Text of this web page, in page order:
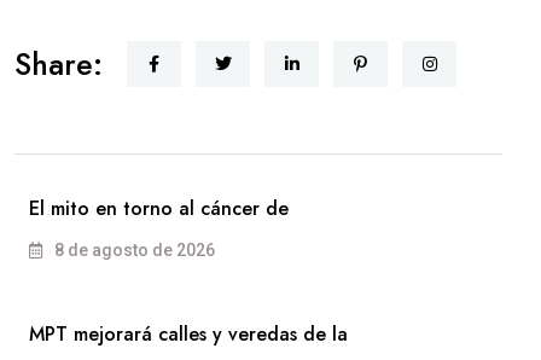
Share:
El mito en torno al cáncer de
8 de agosto de 2026
MPT mejorará calles y veredas de la